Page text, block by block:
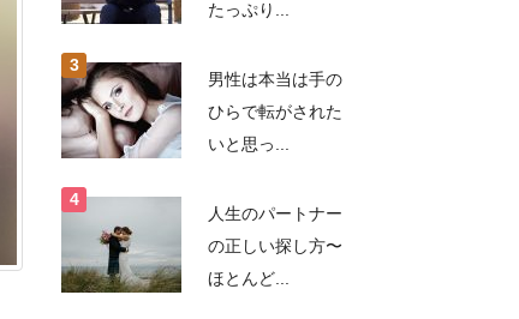
たっぷり...
男性は本当は手の
ひらで転がされた
いと思っ...
人生のパートナー
の正しい探し方〜
ほとんど...